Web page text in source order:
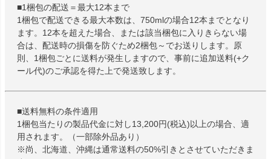
■1梱包の配送＝最大12本まで
1梱包で配送できる最大本数は、750mlの場合12本までとなり
ます。12本を超えた場合、または該当梱包に入りきらない場
合は、配送時の損傷を防ぐため2梱包～でお送りします。原
則、1梱包ごとに送料が発生しますので、事前に追加送料(+ク
ール代)のご承認を得た上で発送致します。
■送料無料の条件適用
1梱包当たりの製品代金に対し13,200円(税込)以上の場合、適
用されます。（一部除外品あり）
※尚、北海道、沖縄は通常送料の50%引きとさせていただきま